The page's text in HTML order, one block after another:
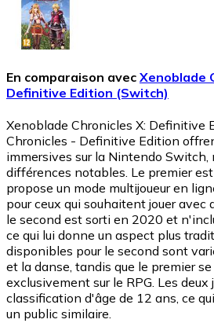
En comparaison avec Xenoblade
Definitive Edition (Switch)
Xenoblade Chronicles X: Definitive
Chronicles - Definitive Edition
immersives sur la Nintendo Switch,
différences notables. Le premier
propose un mode multijoueur en
pour ceux qui souhaitent jouer avec
le second est sorti en 2020 et
ce qui lui donne un aspect plus
disponibles pour le second sont
et la danse, tandis que le premier
exclusivement sur le RPG. Les deux
classification d'âge de 12 ans, ce
un public similaire.